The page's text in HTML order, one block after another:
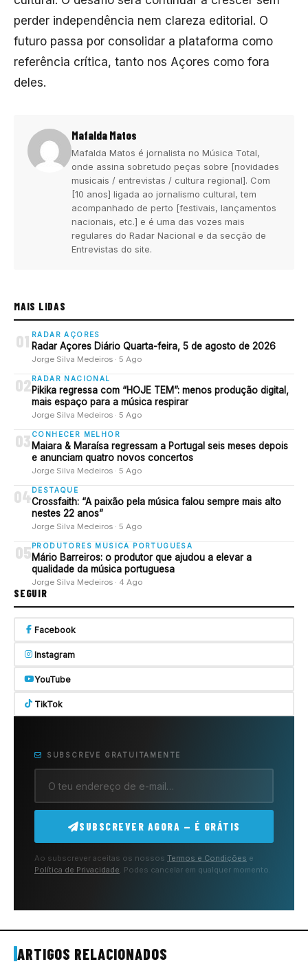
perder independência nem clareza editorial. O
futuro passa por consolidar a plataforma como
referência crítica, tanto nos Açores como fora
deles.
Mafalda Matos
Mafalda Matos é jornalista no Música Total,
onde assina sobretudo peças sobre [novidades
musicais / entrevistas / cultura regional]. Com
[10 anos] ligada ao jornalismo cultural, tem
acompanhado de perto [festivais, lançamentos
nacionais, etc.] e é uma das vozes mais
regulares do Radar Nacional e da secção de
Entrevistas do site.
MAIS LIDAS
01 RADAR AÇORES
Radar Açores Diário Quarta-feira, 5 de agosto de 2026
Jorge Silva Medeiros · 5 Ago
02 RADAR NACIONAL
Pikika regressa com “HOJE TEM”: menos produção digital,
mais espaço para a música respirar
Jorge Silva Medeiros · 5 Ago
03 CONHECER MELHOR
Maiara & Maraísa regressam a Portugal seis meses depois
e anunciam quatro novos concertos
Jorge Silva Medeiros · 5 Ago
04 DESTAQUE
Crossfaith: “A paixão pela música falou sempre mais alto
nestes 22 anos”
Jorge Silva Medeiros · 5 Ago
05 PRODUTORES MUSICA PORTUGUESA
Mário Barreiros: o produtor que ajudou a elevar a
qualidade da música portuguesa
Jorge Silva Medeiros · 4 Ago
SEGUIR
Facebook
Instagram
YouTube
TikTok
SUBSCREVE GRATUITAMENTE
SUBSCREVER AGORA — É GRÁTIS
Ao subscrever aceitas os nossos Termos e Condições e
Política de Privacidade. Podes cancelar em qualquer momento.
ARTIGOS RELACIONADOS